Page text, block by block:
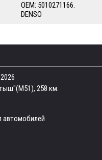
ОЕМ: 5010271166.
DENSO
258 км.
автомобилей